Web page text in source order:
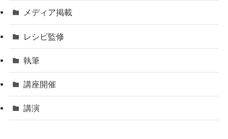
メディア掲載
レシピ監修
執筆
講座開催
講演